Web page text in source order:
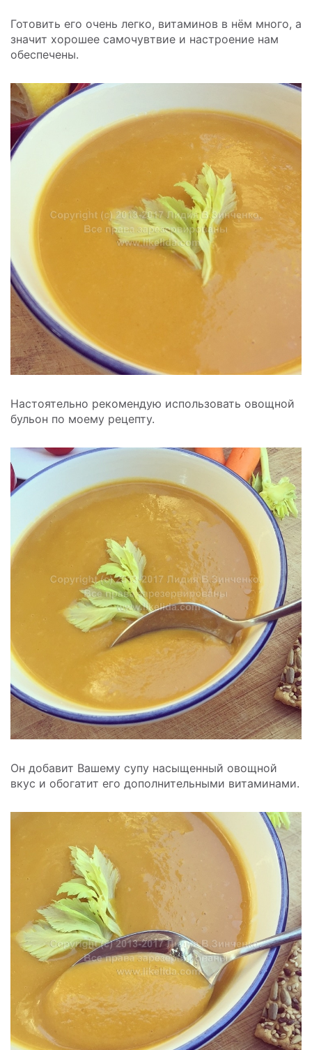
Готовить его очень легко, витаминов в нём много, а
значит хорошее самочувтвие и настроение нам
обеспечены.
Настоятельно рекомендую использовать овощной
бульон по моему рецепту.
Он добавит Вашему супу насыщенный овощной
вкус и обогатит его дополнительными витаминами.